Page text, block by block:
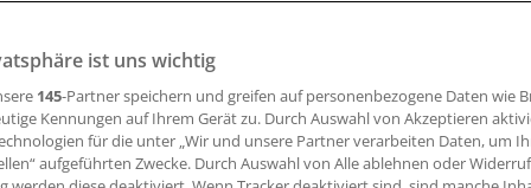
Ärztetag! Mit Dr. Klaus Reinhardt steht wieder ein
Das war zuletzt vor 70 Jahren der Fall.
Nößler
ist uns wichtig
145-Partner speichern und greifen auf personenbezogene Daten wie
Kennungen auf Ihrem Gerät zu. Durch Auswahl von Akzeptieren
für die unter „Wir und unsere Partner verarbeiten Daten, um
aufgeführten Zwecke. Durch Auswahl von Alle ablehnen oder